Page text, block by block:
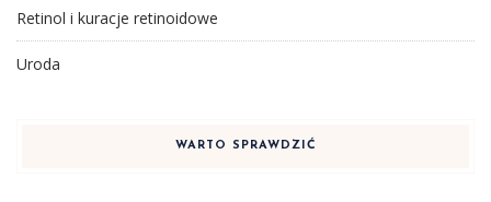
Retinol i kuracje retinoidowe
Uroda
WARTO SPRAWDZIĆ